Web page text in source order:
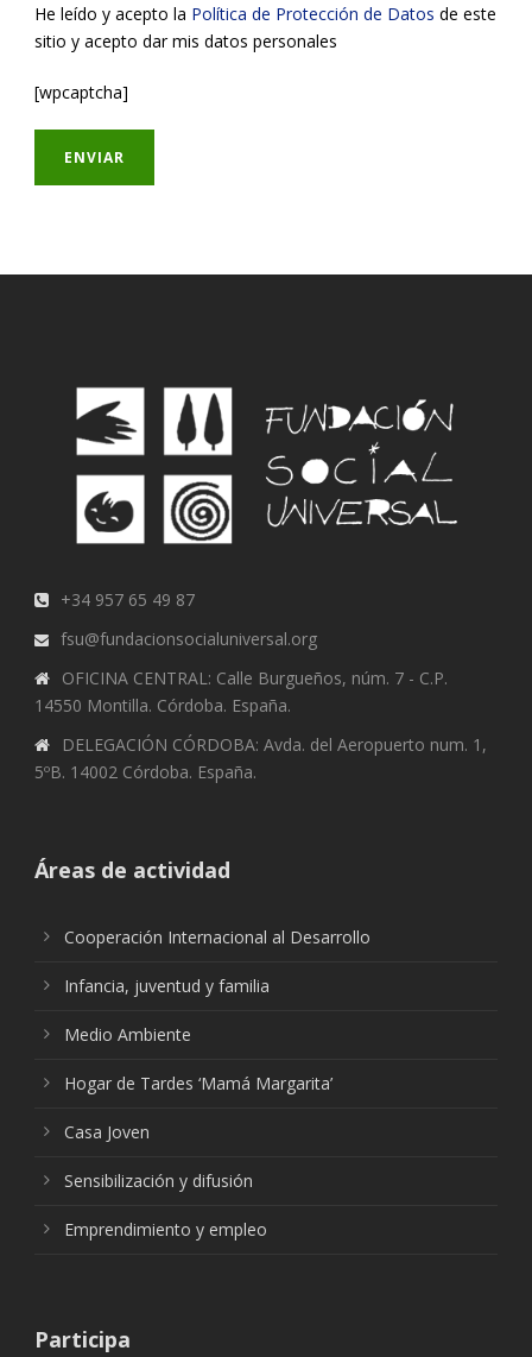
He leído y acepto la Política de Protección de Datos de este
sitio y acepto dar mis datos personales
[wpcaptcha]
+34 957 65 49 87
fsu@fundacionsocialuniversal.org
OFICINA CENTRAL: Calle Burgueños, núm. 7 - C.P.
14550 Montilla. Córdoba. España.
DELEGACIÓN CÓRDOBA: Avda. del Aeropuerto num. 1,
5ºB. 14002 Córdoba. España.
Áreas de actividad
Cooperación Internacional al Desarrollo
Infancia, juventud y familia
Medio Ambiente
Hogar de Tardes ‘Mamá Margarita’
Casa Joven
Sensibilización y difusión
Emprendimiento y empleo
Participa